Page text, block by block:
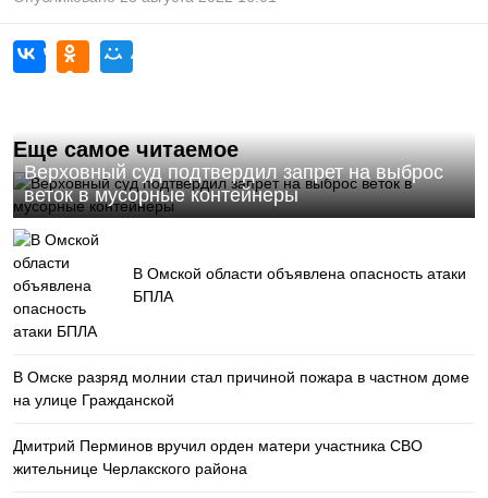
Еще самое читаемое
Верховный суд подтвердил запрет на выброс
веток в мусорные контейнеры
В Омской области объявлена опасность атаки
БПЛА
В Омске разряд молнии стал причиной пожара в частном доме
на улице Гражданской
Дмитрий Перминов вручил орден матери участника СВО
жительнице Черлакского района